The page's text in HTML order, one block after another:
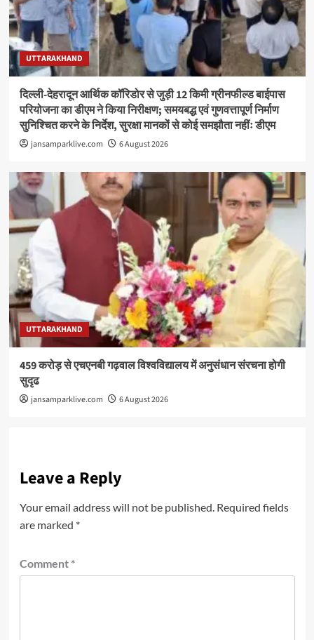
UTTARAKHAND
दिल्ली-देहरादून आर्थिक कॉरिडोर से जुड़ी 12 किमी ग्रीनफील्ड बाईपास
परियोजना का डीएम ने किया निरीक्षण; समयबद्ध एवं गुणवत्तापूर्ण निर्माण
सुनिश्चित करने के निर्देश, सुरक्षा मानकों से कोई समझौता नहींः डीएम
jansamparklive.com 6 August 2026
UTTARAKHAND
459 करोड़ से एचएनबी गढ़वाल विश्वविद्यालय में अनुसंधान संरचना होगी
सुदृढ
jansamparklive.com 6 August 2026
Leave a Reply
Your email address will not be published. Required fields
are marked *
Comment *